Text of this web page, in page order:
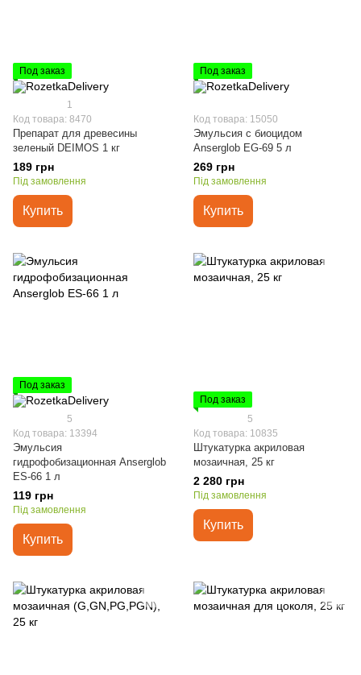
Под заказ
1
Код товара: 8470
Препарат для древесины
зеленый DEIMOS 1 кг
189 грн
Під замовлення
Купить
Под заказ
Код товара: 15050
Эмульсия c биоцидом
Anserglob EG-69 5 л
269 грн
Під замовлення
Купить
Под заказ
5
Код товара: 13394
Эмульсия
гидрофобизационная Anserglob
ES-66 1 л
119 грн
Під замовлення
Купить
Под заказ
5
Код товара: 10835
Штукатурка акриловая
мозаичная, 25 кг
2 280 грн
Під замовлення
Купить